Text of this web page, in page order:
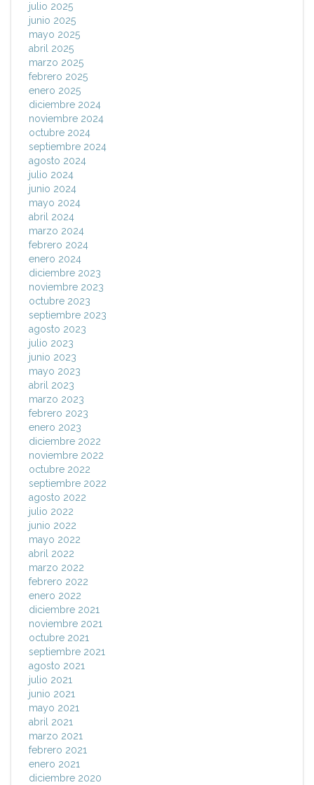
julio 2025
junio 2025
mayo 2025
abril 2025
marzo 2025
febrero 2025
enero 2025
diciembre 2024
noviembre 2024
octubre 2024
septiembre 2024
agosto 2024
julio 2024
junio 2024
mayo 2024
abril 2024
marzo 2024
febrero 2024
enero 2024
diciembre 2023
noviembre 2023
octubre 2023
septiembre 2023
agosto 2023
julio 2023
junio 2023
mayo 2023
abril 2023
marzo 2023
febrero 2023
enero 2023
diciembre 2022
noviembre 2022
octubre 2022
septiembre 2022
agosto 2022
julio 2022
junio 2022
mayo 2022
abril 2022
marzo 2022
febrero 2022
enero 2022
diciembre 2021
noviembre 2021
octubre 2021
septiembre 2021
agosto 2021
julio 2021
junio 2021
mayo 2021
abril 2021
marzo 2021
febrero 2021
enero 2021
diciembre 2020